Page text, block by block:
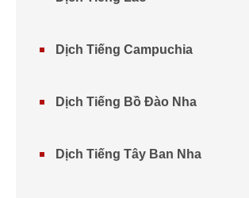
Dịch Tiếng Campuchia
Dịch Tiếng Bồ Đào Nha
Dịch Tiếng Tây Ban Nha